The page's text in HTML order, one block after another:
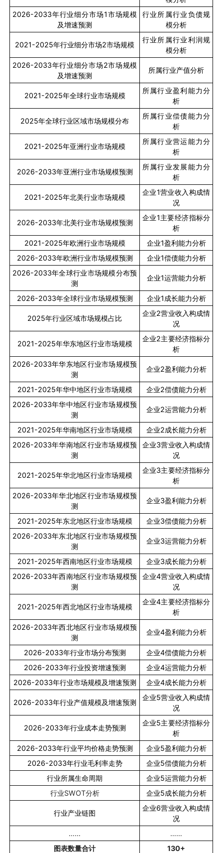
2026-2033年行业细分市场1市场规模
及增速预测
行业所属行业负债规
模分析
2021-2025年行业细分市场2市场规模
行业所属行业利润规
模分析
2026-2033年行业细分市场2市场规模
及增速预测
所属行业产值分析
2021-2025年全球行业市场规模
所属行业盈利能力分
析
2025年全球行业区域市场规模分布
所属行业偿债能力分
析
2021-2025年亚洲行业市场规模
所属行业营运能力分
析
2026-2033年亚洲行业市场规模预测
所属行业发展能力分
析
2021-2025年北美行业市场规模
企业1营业收入构成情
况
2026-2033年北美行业市场规模预测
企业1主要经济指标分
析
2021-2025年欧洲行业市场规模 企业1盈利能力分析
2026-2033年欧洲行业市场规模预测 企业1偿债能力分析
2026-2033年全球行业市场规模分布预
测
企业1运营能力分析
2026-2033年全球行业市场规模预测 企业1成长能力分析
2025年行业区域市场规模占比
企业2营业收入构成情
况
2021-2025年华东地区行业市场规模
企业2主要经济指标分
析
2026-2033年华东地区行业市场规模预
测
企业2盈利能力分析
2021-2025年华中地区行业市场规模 企业2偿债能力分析
2026-2033年华中地区行业市场规模预
测
企业2运营能力分析
2021-2025年华南地区行业市场规模 企业2成长能力分析
2026-2033年华南地区行业市场规模预
测
企业3营业收入构成情
况
2021-2025年华北地区行业市场规模
企业3主要经济指标分
析
2026-2033年华北地区行业市场规模预
测
企业3盈利能力分析
2021-2025年东北地区行业市场规模 企业3偿债能力分析
2026-2033年东北地区行业市场规模预
测
企业3运营能力分析
2021-2025年西南地区行业市场规模 企业3成长能力分析
2026-2033年西南地区行业市场规模预
测
企业4营业收入构成情
况
2021-2025年西北地区行业市场规模
企业4主要经济指标分
析
2026-2033年西北地区行业市场规模预
测
企业4盈利能力分析
2026-2033年行业市场分布预测 企业4偿债能力分析
2026-2033年行业投资增速预测 企业4运营能力分析
2026-2033年行业市场规模及增速预测 企业4成长能力分析
2026-2033年行业产值规模及增速预测
企业5营业收入构成情
况
2026-2033年行业成本走势预测
企业5主要经济指标分
析
2026-2033年行业平均价格走势预测 企业5盈利能力分析
2026-2033年行业毛利率走势 企业5偿债能力分析
行业所属生命周期
企业5运营能力分析
行业SWOT分析 企业5成长能力分析
行业产业链图
企业6营业收入构成情
况
……
……
图表数量合计
130+